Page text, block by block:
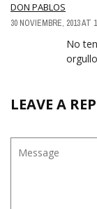
DON PABLOS
30 NOVIEMBRE, 2013 AT
No
LEAVE A